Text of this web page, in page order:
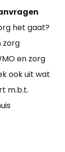
het gaat?
zorg
en zorg
ook uit wat
m.b.t.